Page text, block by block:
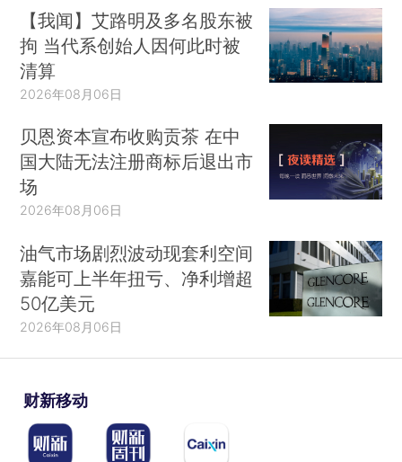
【我闻】艾路明及多名股东被
拘 当代系创始人因何此时被
清算
2026年08月06日
贝恩资本宣布收购贡茶 在中
国大陆无法注册商标后退出市
场
2026年08月06日
油气市场剧烈波动现套利空间
嘉能可上半年扭亏、净利增超
50亿美元
2026年08月06日
财新移动